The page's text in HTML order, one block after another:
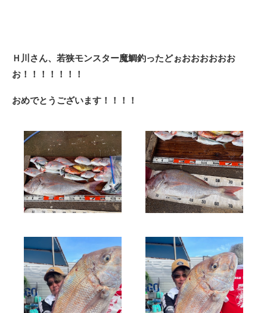
Ｈ川さん、若狭モンスター魔鯛釣ったどぉおおおおおお
お！！！！！！！
おめでとうございます！！！！